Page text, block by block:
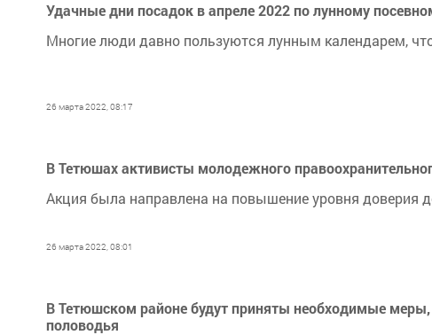
Удачные дни посадок в апреле 2022 по лунному
Многие люди давно пользуются лунным календарем,
26 марта 2022, 08:17
В Тетюшах активисты молодежного
Акция была направлена на повышение уровня доверия
26 марта 2022, 08:01
В Тетюшском районе будут приняты необходимые
половодья